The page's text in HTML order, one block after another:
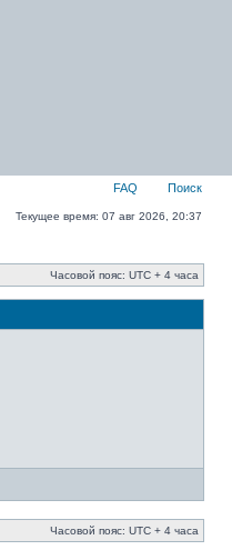
FAQ Поиск
Текущее время: 07 авг 2026, 20:37
Часовой пояс: UTC + 4 часа
Часовой пояс: UTC + 4 часа